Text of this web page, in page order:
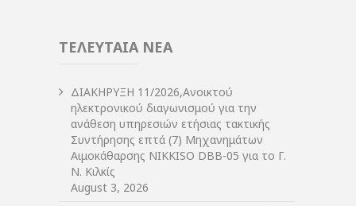
ΤΕΛΕΥΤΑΙΑ ΝΕΑ
ΔIΑΚΗΡΥΞΗ 11/2026,Ανοικτού
ηλεκτρονικού διαγωνισμού για την
ανάθεση υπηρεσιών ετήσιας τακτικής
Συντήρησης επτά (7) Μηχανημάτων
Αιμοκάθαρσης NIKKISO DBB-05 για το Γ.
Ν. Κιλκίς
August 3, 2026